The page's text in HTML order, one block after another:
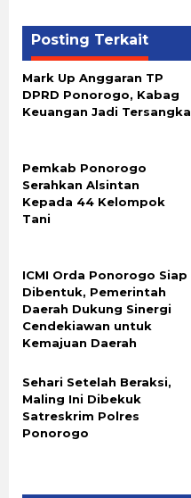
Posting Terkait
Mark Up Anggaran TP
DPRD Ponorogo, Kabag
Keuangan Jadi Tersangka
Pemkab Ponorogo
Serahkan Alsintan
Kepada 44 Kelompok
Tani
ICMI Orda Ponorogo Siap
Dibentuk, Pemerintah
Daerah Dukung Sinergi
Cendekiawan untuk
Kemajuan Daerah
Sehari Setelah Beraksi,
Maling Ini Dibekuk
Satreskrim Polres
Ponorogo